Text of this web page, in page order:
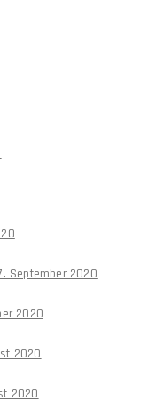
September 2020
2020
2020
2020